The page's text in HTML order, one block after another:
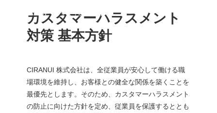
シラヌイ株式会社
カスタマーハラスメント
対策 基本⽅針
CIRANUI 株式会社は、全従業員が安⼼して働ける職
場環境を維持し、お客様との健全な関係を築くことを
最優先とします。そのため、カスタマーハラスメント
の防⽌に向けた⽅針を定め、従業員を保護するととも